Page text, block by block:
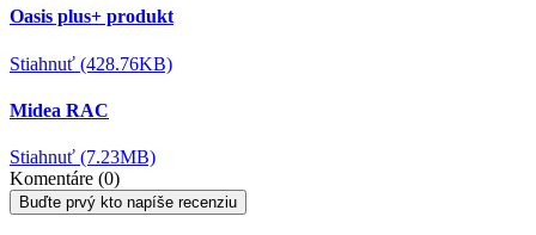
Oasis plus+ produkt
Stiahnuť (428.76KB)
Midea RAC
Stiahnuť (7.23MB)
Komentáre (0)
Buďte prvý kto napíše recenziu